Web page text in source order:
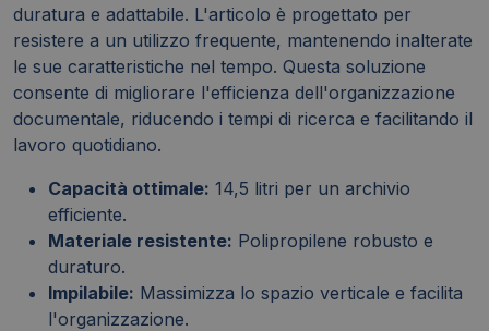
duratura e adattabile. L'articolo è progettato per
resistere a un utilizzo frequente, mantenendo inalterate
le sue caratteristiche nel tempo. Questa soluzione
consente di migliorare l'efficienza dell'organizzazione
documentale, riducendo i tempi di ricerca e facilitando il
lavoro quotidiano.
Capacità ottimale: 14,5 litri per un archivio
efficiente.
Materiale resistente: Polipropilene robusto e
duraturo.
Impilabile: Massimizza lo spazio verticale e facilita
l'organizzazione.